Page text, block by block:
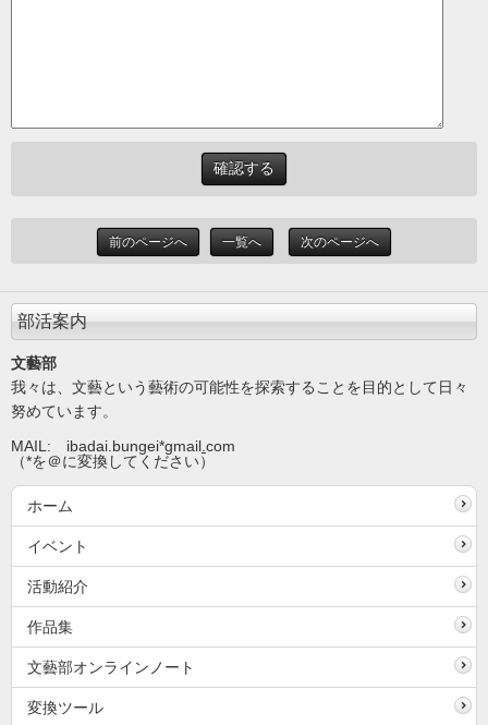
前のページへ 一覧へ 次のページへ
部活案内
文藝部
我々は、文藝という藝術の可能性を探索することを目的として日々
努めています。
MAIL: ibadai.bungei*gmail com
（*を＠に変換してください）
ホーム
イベント
活動紹介
作品集
文藝部オンラインノート
変換ツール